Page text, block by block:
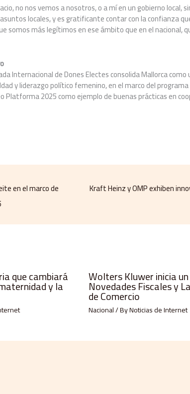
no nos vemos a nosotros, o a mí en un gobierno local,
locales, y es gratificante contar con la confianza
somos más legítimos en ese ámbito que en el nacional,
Internacional de Dones Electes consolida Mallorca
y liderazgo político femenino, en el marco del programa
Platforma 2025 como ejemplo de buenas prácticas en
en el marco de
Kraft Heinz y OMP exhiben
que cambiará
y la
Wolters Kluwer inicia
Novedades Fiscales y
de Comercio
Nacional/ ByNoticias de Internet